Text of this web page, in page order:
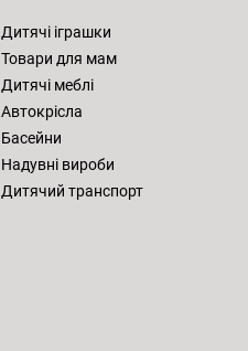
Дитячі іграшки
Товари для мам
Дитячі меблі
Автокрісла
Басейни
Надувні вироби
Дитячий транспорт